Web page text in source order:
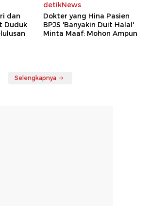
dan
Duduk
detikNews
Dokter yang Hina Pasien
BPJS 'Banyakin Duit Halal'
Minta Maaf: Mohon Ampun
Selengkapnya